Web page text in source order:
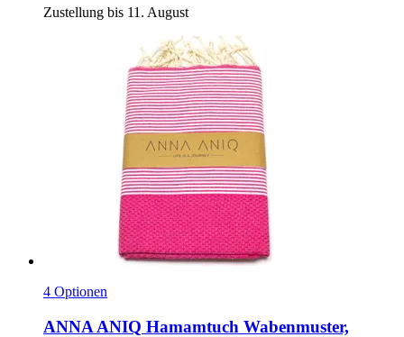
Zustellung bis 11. August
4 Optionen
ANNA ANIQ Hamamtuch Wabenmuster,